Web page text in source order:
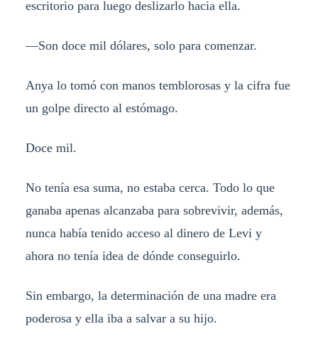
escritorio para luego deslizarlo hacia ella.
—Son doce mil dólares, solo para comenzar.
Anya lo tomó con manos temblorosas y la cifra fue
un golpe directo al estómago.
Doce mil.
No tenía esa suma, no estaba cerca. Todo lo que
ganaba apenas alcanzaba para sobrevivir, además,
nunca había tenido acceso al dinero de Levi y
ahora no tenía idea de dónde conseguirlo.
Sin embargo, la determinación de una madre era
poderosa y ella iba a salvar a su hijo.